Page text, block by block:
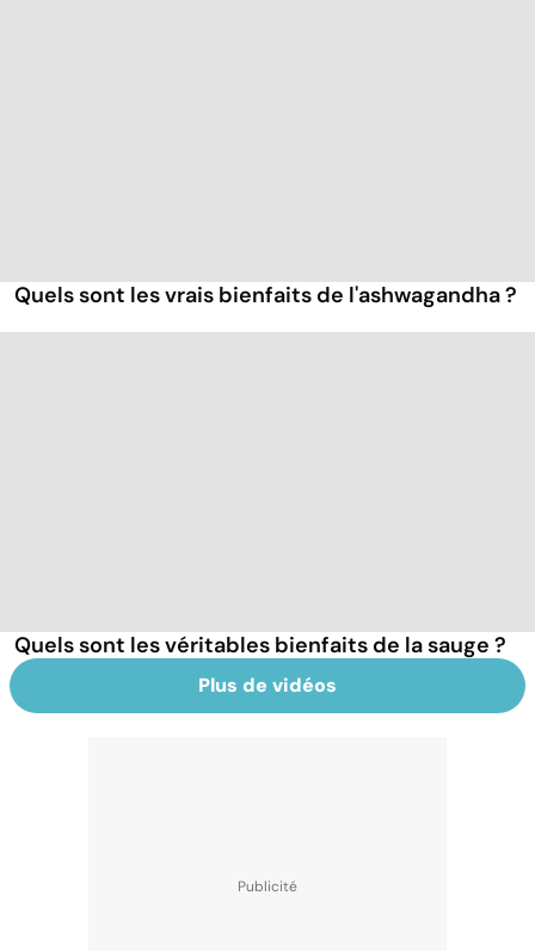
Quels sont les vrais bienfaits de l'ashwagandha ?
Quels sont les véritables bienfaits de la sauge ?
Plus de vidéos